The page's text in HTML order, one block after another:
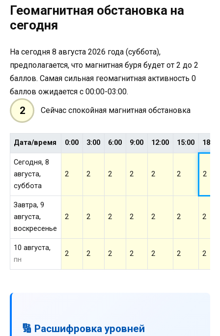
Геомагнитная обстановка на
сегодня
На сегодня 8 августа 2026 года (суббота),
предполагается, что магнитная буря будет от 2 до 2
баллов. Самая сильная геомагнитная активность 0
баллов ожидается с 00:00-03:00.
2 Сейчас спокойная магнитная обстановка
Дата/время 0:00 3:00 6:00 9:00 12:00 15:00 18:00
Сегодня, 8
августа,
суббота
2 2 2 2 2 2 2
Завтра, 9
августа,
воскресенье
2 2 2 2 2 2 2
10 августа,
пн
2 2 2 2 2 2 2
🔢 Расшифровка уровней